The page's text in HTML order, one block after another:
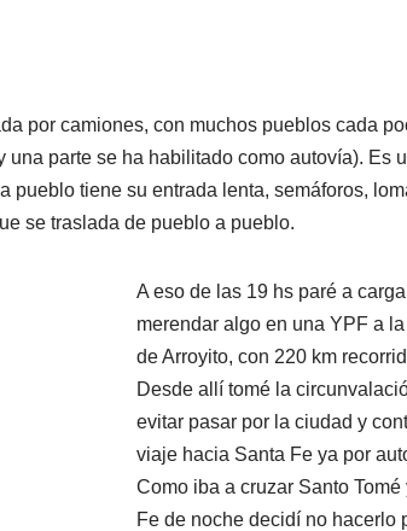
por camiones, con muchos pueblos cada
parte se ha habilitado como autovía). Es
pueblo tiene su entrada lenta, semáforos,
se traslada de pueblo a pueblo.
A eso de las 19 hs paré a
merendar algo en una YPF a
de Arroyito, con 220 km
Desde allí tomé la
evitar pasar por la ciudad y
viaje hacia Santa Fe ya por
Como iba a cruzar Santo Tomé
Fe de noche decidí no hacerlo